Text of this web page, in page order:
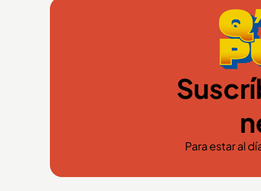
Para estar al